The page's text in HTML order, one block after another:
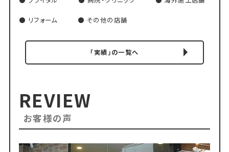
リフォーム その他の店舗
「実績」の一覧へ
REVIEW
お客様の声